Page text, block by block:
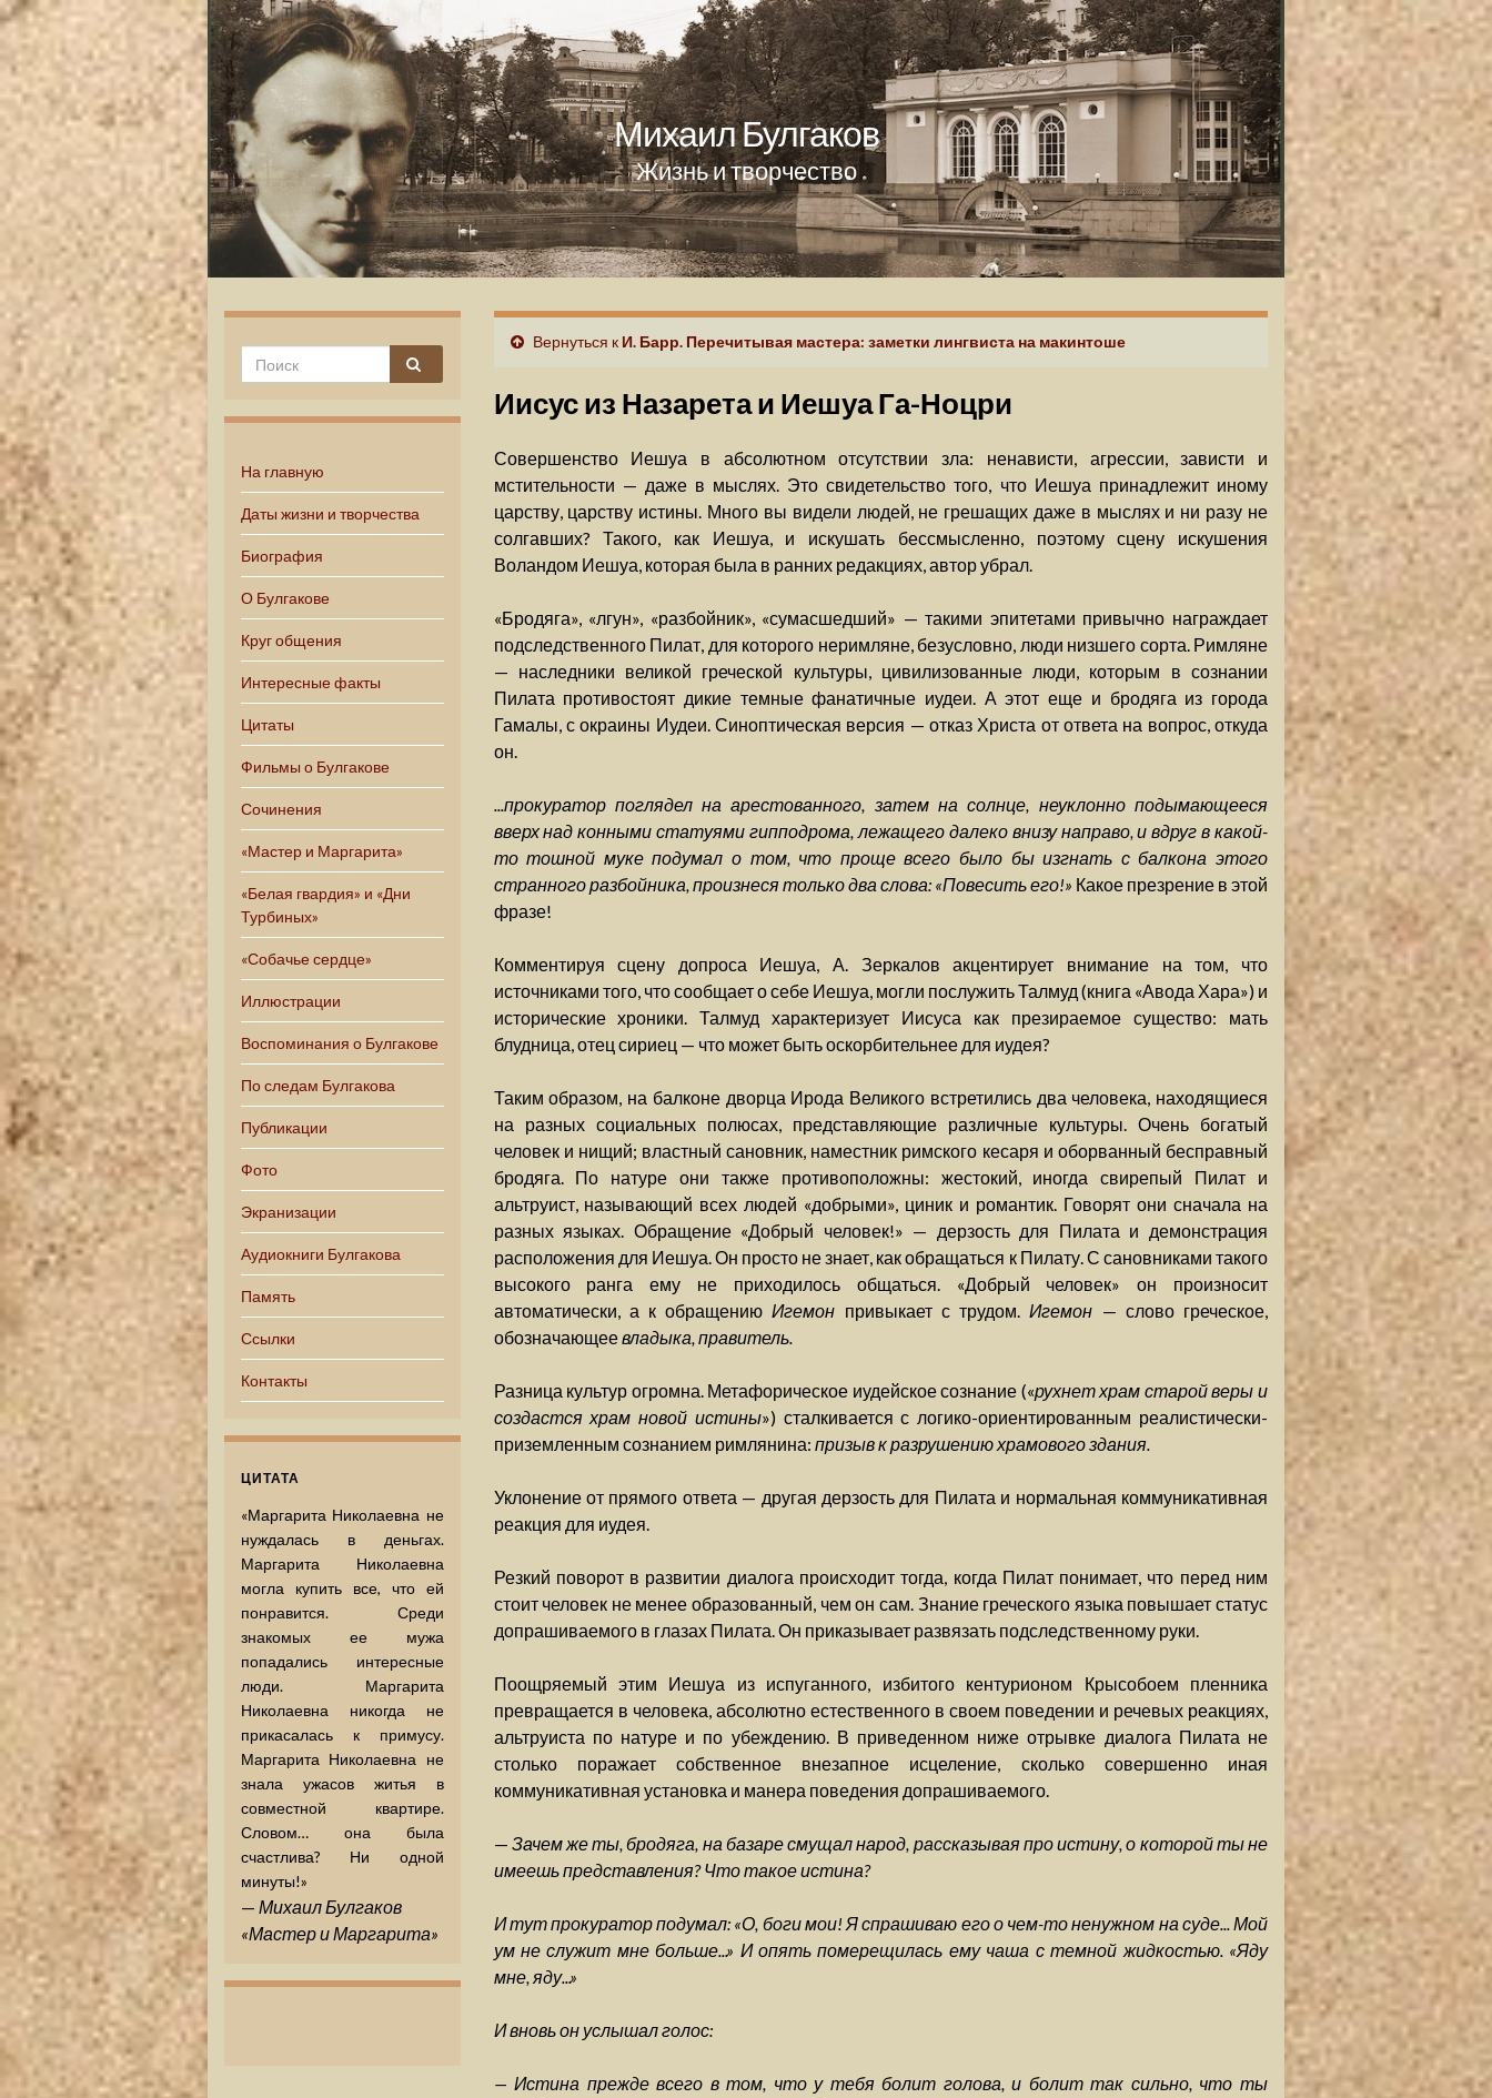
Михаил Булгаков
Жизнь и творчество
На главную
Даты жизни и творчества
Биография
О Булгакове
Круг общения
Интересные факты
Цитаты
Фильмы о Булгакове
Сочинения
«Мастер и Маргарита»
«Белая гвардия» и «Дни
Турбиных»
«Собачье сердце»
Иллюстрации
Воспоминания о Булгакове
По следам Булгакова
Публикации
Фото
Экранизации
Аудиокниги Булгакова
Память
Ссылки
Контакты
ЦИТАТА
«Маргарита Николаевна не
нуждалась в деньгах.
Маргарита Николаевна
могла купить все, что ей
понравится. Среди
знакомых ее мужа
попадались интересные
люди. Маргарита
Николаевна никогда не
прикасалась к примусу.
Маргарита Николаевна не
знала ужасов житья в
совместной квартире.
Словом… она была
счастлива? Ни одной
минуты!»
— Михаил Булгаков
«Мастер и Маргарита»
Вернуться к И. Барр. Перечитывая мастера: заметки лингвиста на макинтоше
Иисус из Назарета и Иешуа Га-Ноцри
Совершенство Иешуа в абсолютном отсутствии зла: ненависти, агрессии, зависти и
мстительности — даже в мыслях. Это свидетельство того, что Иешуа принадлежит иному
царству, царству истины. Много вы видели людей, не грешащих даже в мыслях и ни разу не
солгавших? Такого, как Иешуа, и искушать бессмысленно, поэтому сцену искушения
Воландом Иешуа, которая была в ранних редакциях, автор убрал.
«Бродяга», «лгун», «разбойник», «сумасшедший» — такими эпитетами привычно награждает
подследственного Пилат, для которого неримляне, безусловно, люди низшего сорта. Римляне
— наследники великой греческой культуры, цивилизованные люди, которым в сознании
Пилата противостоят дикие темные фанатичные иудеи. А этот еще и бродяга из города
Гамалы, с окраины Иудеи. Синоптическая версия — отказ Христа от ответа на вопрос, откуда
он.
...прокуратор поглядел на арестованного, затем на солнце, неуклонно подымающееся
вверх над конными статуями гипподрома, лежащего далеко внизу направо, и вдруг в какой-
то тошной муке подумал о том, что проще всего было бы изгнать с балкона этого
странного разбойника, произнеся только два слова: «Повесить его!» Какое презрение в этой
фразе!
Комментируя сцену допроса Иешуа, А. Зеркалов акцентирует внимание на том, что
источниками того, что сообщает о себе Иешуа, могли послужить Талмуд (книга «Авода Хара») и
исторические хроники. Талмуд характеризует Иисуса как презираемое существо: мать
блудница, отец сириец — что может быть оскорбительнее для иудея?
Таким образом, на балконе дворца Ирода Великого встретились два человека, находящиеся
на разных социальных полюсах, представляющие различные культуры. Очень богатый
человек и нищий; властный сановник, наместник римского кесаря и оборванный бесправный
бродяга. По натуре они также противоположны: жестокий, иногда свирепый Пилат и
альтруист, называющий всех людей «добрыми», циник и романтик. Говорят они сначала на
разных языках. Обращение «Добрый человек!» — дерзость для Пилата и демонстрация
расположения для Иешуа. Он просто не знает, как обращаться к Пилату. С сановниками такого
высокого ранга ему не приходилось общаться. «Добрый человек» он произносит
автоматически, а к обращениюИгемон привыкает с трудом.Игемон — слово греческое,
обозначающеевладыка, правитель.
Разница культур огромна. Метафорическое иудейское сознание («рухнет храм старой веры и
создастся храм новой истины») сталкивается с логико-ориентированным реалистически-
приземленным сознанием римлянина: призыв к разрушению храмового здания.
Уклонение от прямого ответа — другая дерзость для Пилата и нормальная коммуникативная
реакция для иудея.
Резкий поворот в развитии диалога происходит тогда, когда Пилат понимает, что перед ним
стоит человек не менее образованный, чем он сам. Знание греческого языка повышает статус
допрашиваемого в глазах Пилата. Он приказывает развязать подследственному руки.
Поощряемый этим Иешуа из испуганного, избитого кентурионом Крысобоем пленника
превращается в человека, абсолютно естественного в своем поведении и речевых реакциях,
альтруиста по натуре и по убеждению. В приведенном ниже отрывке диалога Пилата не
столько поражает собственное внезапное исцеление, сколько совершенно иная
коммуникативная установка и манера поведения допрашиваемого.
— Зачем же ты, бродяга, на базаре смущал народ, рассказывая про истину, о которой ты не
имеешь представления? Что такое истина?
И тут прокуратор подумал: «О, боги мои! Я спрашиваю его о чем-то ненужном на суде... Мой
ум не служит мне больше...» И опять померещилась ему чаша с темной жидкостью. «Яду
мне, яду...»
И вновь он услышал голос:
— Истина прежде всего в том, что у тебя болит голова, и болит так сильно, что ты